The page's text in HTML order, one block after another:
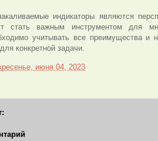
индикаторы являются
стать важным инструментом для
учитывать все преимущества и
конкретной задачи.
июня 04, 2023